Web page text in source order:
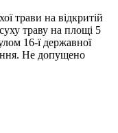
трави на відкритій
траву на площі 5
16-ї державної
Не допущено